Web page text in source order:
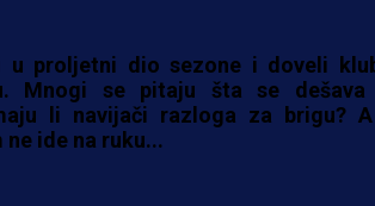
u proljetni dio sezone i doveli
Mnogi se pitaju šta se dešava
li navijači razloga za brigu?
ide na ruku...